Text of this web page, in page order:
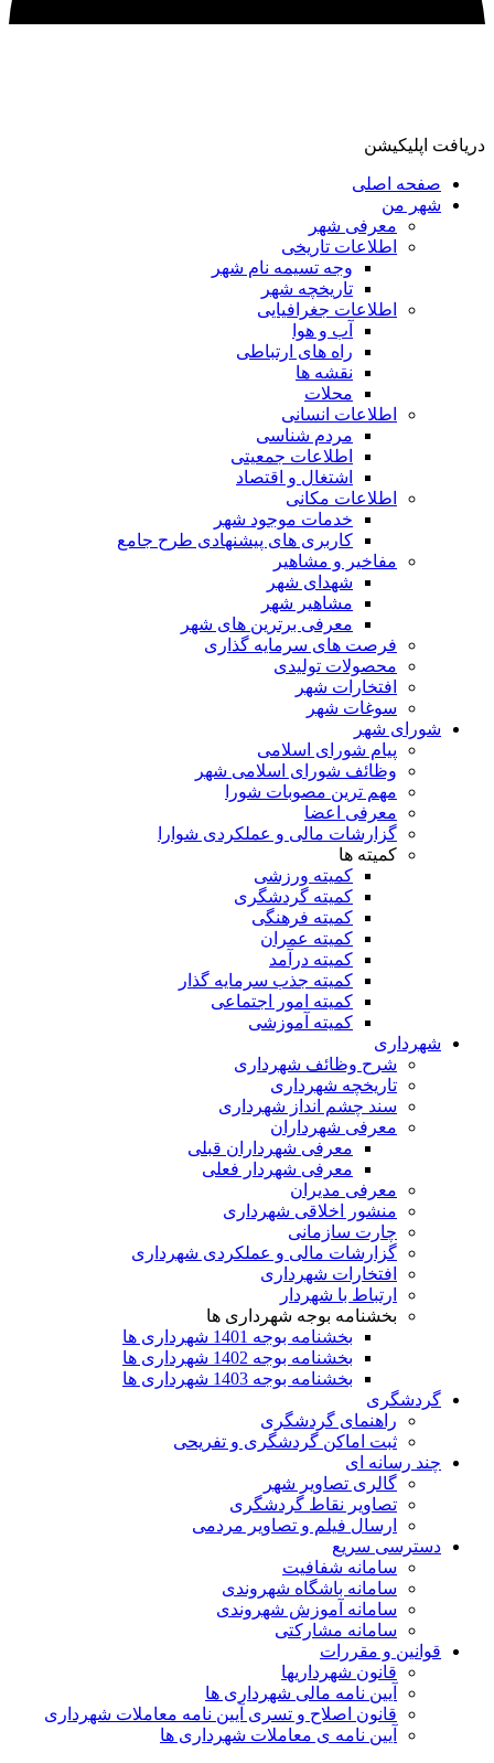
دریافت اپلیکیشن
صفحه اصلی
شهر من
معرفی شهر
اطلاعات تاریخی
وجه تسیمه نام شهر
تاریخچه شهر
اطلاعات جغرافیایی
آب و هوا
راه های ارتباطی
نقشه ها
محلات
اطلاعات انسانی
مردم شناسی
اطلاعات جمعیتی
اشتغال و اقتصاد
اطلاعات مکانی
خدمات موجود شهر
کاربری های پیشنهادی طرح جامع
مفاخیر و مشاهیر
شهدای شهر
مشاهیر شهر
معرفی برترین های شهر
فرصت های سرمایه گذاری
محصولات تولیدی
افتخارات شهر
سوغات شهر
شورای شهر
پیام شورای اسلامی
وظائف شورای اسلامی شهر
مهم ترین مصوبات شورا
معرفی اعضا
گزارشات مالی و عملکردی شوارا
کمیته ها
کمیته ورزشی
کمیته گردشگری
کمیته فرهنگی
کمیته عمران
کمیته درآمد
کمیته جذب سرمایه گذار
کمیته امور اجتماعی
کمیته آموزشی
شهرداری
شرح وظائف شهرداری
تاریخچه شهرداری
سند چشم انداز شهرداری
معرفی شهرداران
معرفی شهرداران قبلی
معرفی شهردار فعلی
معرفی مدیران
منشور اخلاقی شهرداری
چارت سازمانی
گزارشات مالی و عملکردی شهرداری
افتخارات شهرداری
ارتباط با شهردار
بخشنامه بوجه شهرداری ها
بخشنامه بوجه 1401 شهرداری ها
بخشنامه بوجه 1402 شهرداری ها
بخشنامه بوجه 1403 شهرداری ها
گردشگری
راهنمای گردشگری
ثبت اماکن گردشگری و تفریحی
چند رسانه ای
گالری تصاویر شهر
تصاویر نقاط گردشگری
ارسال فیلم و تصاویر مردمی
دسترسی سریع
سامانه شفافیت
سامانه باشگاه شهروندی
سامانه آموزش شهروندی
سامانه مشارکتی
قوانین و مقررات
قانون شهرداریها
آیین نامه مالی شهرداری ها
قانون اصلاح و تسری آیین نامه معاملات شهرداری
آیین نامه ی معاملات شهرداری ها